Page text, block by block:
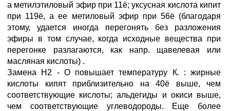
а метилэтиловый эфир при 11ё; уксусная кислота кипит
при 119ё, а ее метиловый эфир при 56ё (благодаря
этому, удается иногда перегонять без разложения
эфиры в том случае, когда исходные вещества при
перегонке разлагаются, как напр. щавелевая или
масляная кислоты) .
Замена H2 - О повышает температуру К. : жирные
кислоты кипят приблизительно на 40ё выше, чем
соответствующие кислоты; альдегиды и окиси выше,
чем соответствующие углеводороды. Еще более